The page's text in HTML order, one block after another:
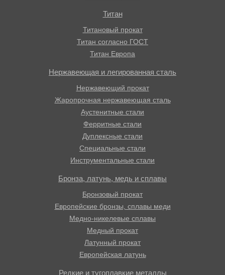
Титан
Титановый прокат
Титан согласно ГОСТ
Титан Европа
Нержавеющая и легированная сталь
Нержавеющий прокат
Жаропрочная нержавеющая сталь
Аустенитные стали
Ферритные стали
Дуплексные стали
Специальные стали
Инструментальные стали
Бронза, латунь, медь и сплавы
Бронзовый прокат
Европейские бронзы, сплавы меди
Медно-никелевые сплавы
Медный прокат
Латунный прокат
Европейская латунь
Редкие и тугоплавкие металлы